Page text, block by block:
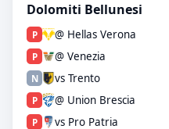
Dolomiti Bellunesi
P @ Hellas Verona
P @ Venezia
N vs Trento
P @ Union Brescia
P vs Pro Patria